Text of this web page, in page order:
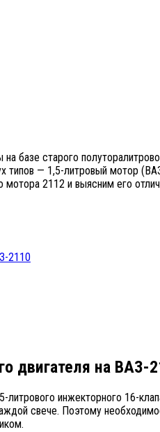
базе старого
типов — 1,5-литровый мотор
2112 и выясним его
2110
двигателя на ВАЗ-
литрового инжекторного 16-
свече. Поэтому